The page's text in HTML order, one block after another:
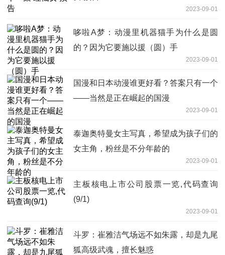
2023-09-01
哆啦A梦：动漫里机器猫手为什么是圆
的？因为它要施以援（圆）手
2023-09-01
国漫和日本动漫谁更好看？答案只有一个
——当然是正在崛起的国漫
2023-09-01
泰迦奥特曼女主写真，希望成为孩子们的
女主角，粉丝是不分年龄的
2023-09-01
主板核电上市公司股票一览,代码查询
(9/1)
2023-09-01
斗罗：崔雅洁气场远不如朱露，却是九尾
狐高级武魂，擅长魅惑